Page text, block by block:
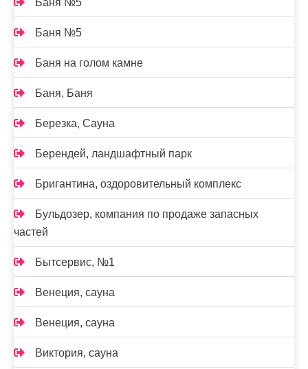
Баня №5
Баня на голом камне
Баня, Баня
Березка, Сауна
Берендей, ландшафтный парк
Бригантина, оздоровительный комплекс
Бульдозер, компания по продаже запасных
частей
Бытсервис, №1
Венеция, сауна
Венеция, сауна
Виктория, сауна